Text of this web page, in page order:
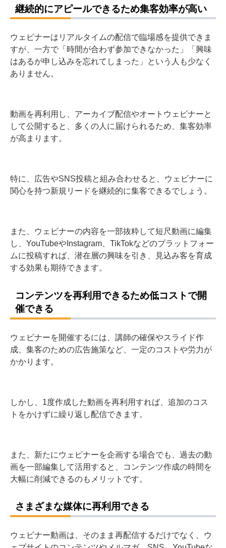
継続的にアピールできるため集客効率が高い
ウェビナーはリアルタイムの配信で臨場感を提供できま
すが、一方で「時間が合わず参加できなかった」「興味
はあるが申し込みを忘れてしまった」という人も少なく
ありません。
動画を再利用し、アーカイブ配信やオートウェビナーと
して公開すると、多くの人に届けられるため、集客効率
が高まります。
特に、広告やSNS投稿と組み合わせると、ウェビナーに
関心を持つ新規リードを継続的に集客できるでしょう。
また、ウェビナーの内容を一部抜粋して短尺動画に編集
し、YouTubeやInstagram、TikTokなどのプラットフォー
ムに投稿すれば、潜在層の興味を引き、見込み客を育成
する効果も期待できます。
コンテンツを再利用できるため低コストで開
催できる
ウェビナーを開催するには、講師の確保やスライド作
成、集客のための広告施策など、一定のコストや労力が
かかります。
しかし、1度作成した動画を再利用すれば、追加のコス
トをかけずに繰り返し配信できます。
また、新たにウェビナーを企画する場合でも、過去の動
画を一部編集して活用すると、コンテンツ作成の時間を
大幅に削減できるのもメリットです。
さまざまな媒体に再利用できる
ウェビナー動画は、そのまま再配信するだけでなく、ウ